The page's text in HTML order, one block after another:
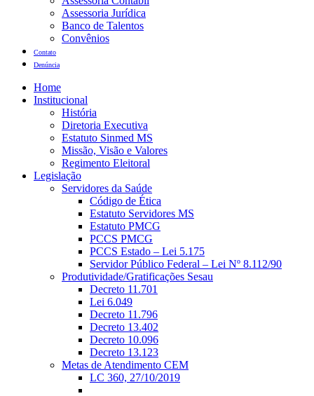
Assessoria Jurídica
Banco de Talentos
Convênios
Contato
Denúncia
Home
Institucional
História
Diretoria Executiva
Estatuto Sinmed MS
Missão, Visão e Valores
Regimento Eleitoral
Legislação
Servidores da Saúde
Código de Ética
Estatuto Servidores MS
Estatuto PMCG
PCCS PMCG
PCCS Estado – Lei 5.175
Servidor Público Federal – Lei Nº 8.112/90
Produtividade/Gratificações Sesau
Decreto 11.701
Lei 6.049
Decreto 11.796
Decreto 13.402
Decreto 10.096
Decreto 13.123
Metas de Atendimento CEM
LC 360, 27/10/2019